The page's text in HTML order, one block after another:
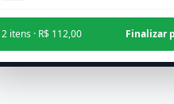
2 itens · R$ 112,00 Finalizar